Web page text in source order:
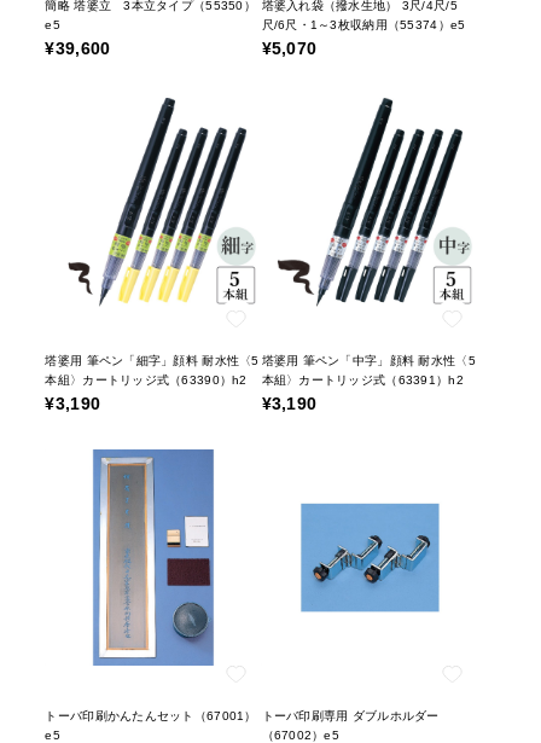
簡略 塔婆立 3本立タイプ（55350）
e5
¥39,600
塔婆入れ袋（撥水生地） 3尺/4尺/5
尺/6尺・1～3枚収納用（55374）e5
¥5,070
塔婆用 筆ペン「細字」顔料 耐水性〈5
本組〉カートリッジ式（63390）h2
¥3,190
塔婆用 筆ペン「中字」顔料 耐水性〈5
本組〉カートリッジ式（63391）h2
¥3,190
トーバ印刷かんたんセット（67001）
e5
トーバ印刷専用 ダブルホルダー
（67002）e5